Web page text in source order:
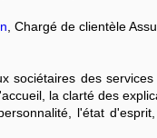
, Chargé de clientèle
sociétaires des
la clarté des
l'état